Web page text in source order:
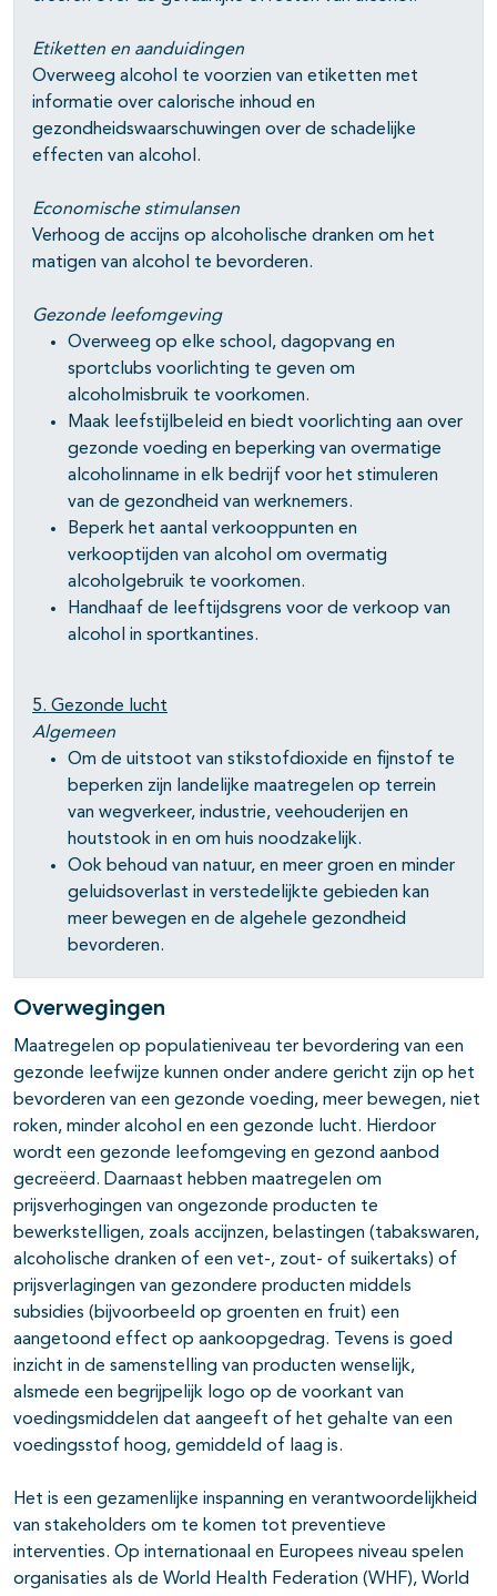
Etiketten en aanduidingen
Overweeg alcohol te voorzien van etiketten met
informatie over calorische inhoud en
gezondheidswaarschuwingen over de schadelijke
effecten van alcohol.
Economische stimulansen
Verhoog de accijns op alcoholische dranken om het
matigen van alcohol te bevorderen.
Gezonde leefomgeving
Overweeg op elke school, dagopvang en
sportclubs voorlichting te geven om
alcoholmisbruik te voorkomen.
Maak leefstijlbeleid en biedt voorlichting aan over
gezonde voeding en beperking van overmatige
alcoholinname in elk bedrijf voor het stimuleren
van de gezondheid van werknemers.
Beperk het aantal verkooppunten en
verkooptijden van alcohol om overmatig
alcoholgebruik te voorkomen.
Handhaaf de leeftijdsgrens voor de verkoop van
alcohol in sportkantines.
5. Gezonde lucht
Algemeen
Om de uitstoot van stikstofdioxide en fijnstof te
beperken zijn landelijke maatregelen op terrein
van wegverkeer, industrie, veehouderijen en
houtstook in en om huis noodzakelijk.
Ook behoud van natuur, en meer groen en minder
geluidsoverlast in verstedelijkte gebieden kan
meer bewegen en de algehele gezondheid
bevorderen.
Overwegingen
Maatregelen op populatieniveau ter bevordering van een
gezonde leefwijze kunnen onder andere gericht zijn op het
bevorderen van een gezonde voeding, meer bewegen, niet
roken, minder alcohol en een gezonde lucht. Hierdoor
wordt een gezonde leefomgeving en gezond aanbod
gecreëerd. Daarnaast hebben maatregelen om
prijsverhogingen van ongezonde producten te
bewerkstelligen, zoals accijnzen, belastingen (tabakswaren,
alcoholische dranken of een vet-, zout- of suikertaks) of
prijsverlagingen van gezondere producten middels
subsidies (bijvoorbeeld op groenten en fruit) een
aangetoond effect op aankoopgedrag. Tevens is goed
inzicht in de samenstelling van producten wenselijk,
alsmede een begrijpelijk logo op de voorkant van
voedingsmiddelen dat aangeeft of het gehalte van een
voedingsstof hoog, gemiddeld of laag is.
Het is een gezamenlijke inspanning en verantwoordelijkheid
van stakeholders om te komen tot preventieve
interventies. Op internationaal en Europees niveau spelen
organisaties als de World Health Federation (WHF), World